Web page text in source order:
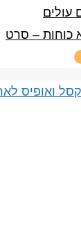
עולים
כוחות – סרט